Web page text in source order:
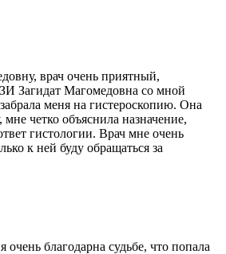
врач очень приятный,
Загидат Магомедовна со мной
меня на гистероскопию. Она
мне четко объяснила назначение,
гистологии. Врач мне очень
к ней буду обращаться за
благодарна судьбе, что попала